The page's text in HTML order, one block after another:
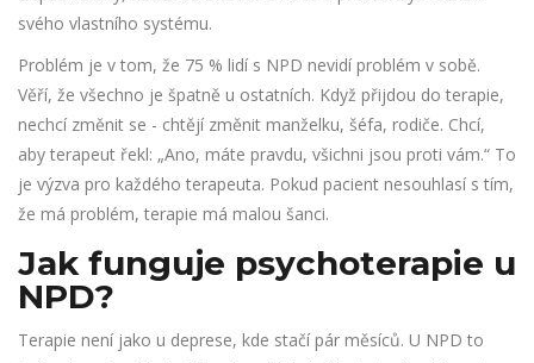
svého vlastního systému.
Problém je v tom, že 75 % lidí s NPD nevidí problém v sobě.
Věří, že všechno je špatně u ostatních. Když přijdou do terapie,
nechcí změnit se - chtějí změnit manželku, šéfa, rodiče. Chcí,
aby terapeut řekl: „Ano, máte pravdu, všichni jsou proti vám.“ To
je výzva pro každého terapeuta. Pokud pacient nesouhlasí s tím,
že má problém, terapie má malou šanci.
Jak funguje psychoterapie u
NPD?
Terapie není jako u deprese, kde stačí pár měsíců. U NPD to